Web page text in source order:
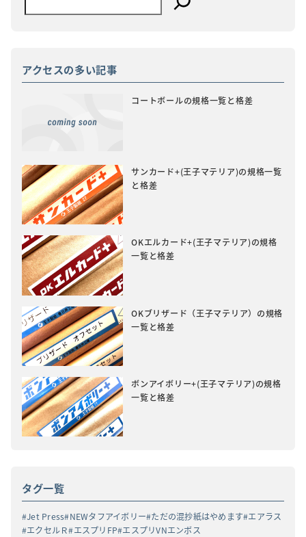
アクセスの多い記事
コートボールの規格一覧と格差
サンカード+(王子マテリア)の規格一覧
と格差
OKエルカード+(王子マテリア)の規格
一覧と格差
OKブリザード（王子マテリア）の規格
一覧と格差
ボンアイボリー+(王子マテリア)の規格
一覧と格差
タグ一覧
Jet Press NEWタフアイボリー ただの混抄紙はやめます エアラス
エクセルＲ エスプリFP エスプリVNエンボス